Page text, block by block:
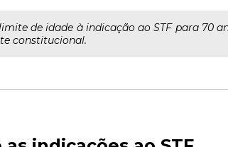
de idade à indicação ao STF para 70
constitucional.